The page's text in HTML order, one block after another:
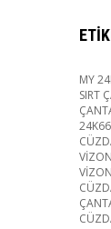
MY
SIRT
VİZON
VİZON